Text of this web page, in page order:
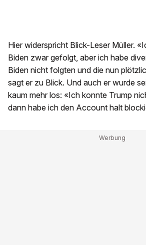
Hier widerspricht Blick-Leser Müller.
Biden zwar gefolgt, aber ich habe
Biden nicht folgten und die nun
sagt er zu Blick. Und auch er wurde
kaum mehr los: «Ich konnte Trump
dann habe ich den Account halt